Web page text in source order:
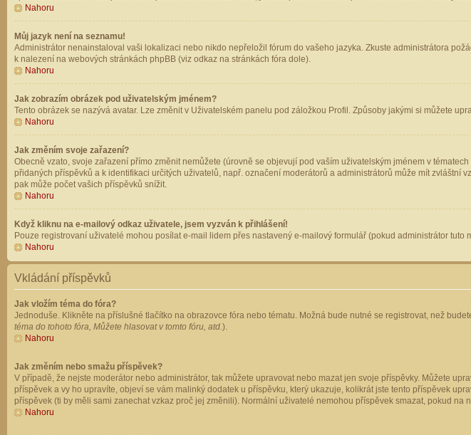
Nahoru
Můj jazyk není na seznamu!
Administrátor nenainstaloval vaši lokalizaci nebo nikdo nepřeložil fórum do vašeho jazyka. Zkuste administrátora
k nalezení na webových stránkách phpBB (viz odkaz na stránkách fóra dole).
Nahoru
Jak zobrazím obrázek pod uživatelským jménem?
Tento obrázek se nazývá avatar. Lze změnit v Uživatelském panelu pod záložkou Profil. Způsoby jakými si můžete
Nahoru
Jak změním svoje zařazení?
Obecně vzato, svoje zařazení přímo změnit nemůžete (úrovně se objevují pod vaším uživatelským jménem v
přidaných příspěvků a k identifikaci určitých uživatelů, např. označení moderátorů a administrátorů může mít
pak může počet vašich příspěvků snížit.
Nahoru
Když kliknu na e-mailový odkaz uživatele, jsem vyzván k přihlášení!
Pouze registrovaní uživatelé mohou posílat e-mail lidem přes nastavený e-mailový formulář (pokud administrátor
Nahoru
Vkládání příspěvků
Jak vložím téma do fóra?
Jednoduše. Klikněte na příslušné tlačítko na obrazovce fóra nebo tématu. Možná bude nutné se registrovat, než
téma do tohoto fóra, Můžete hlasovat v tomto fóru, atd.).
Nahoru
Jak změním nebo smažu příspěvek?
V případě, že nejste moderátor nebo administrátor, tak můžete upravovat nebo mazat jen svoje příspěvky. Můžete
příspěvek a vy ho upravíte, objeví se vám malinký dodatek u příspěvku, který ukazuje, kolikrát jste tento příspěvek
příspěvek (ti by měli sami zanechat vzkaz proč jej změnili). Normální uživatelé nemohou příspěvek smazat, pokud na
Nahoru